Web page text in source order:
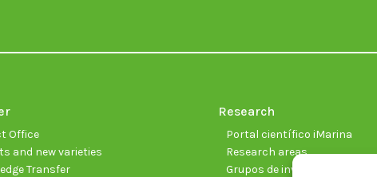
Office
and new varieties
Transfer
Research
Portal científico iMarina
Research areas
Grupos de investigación